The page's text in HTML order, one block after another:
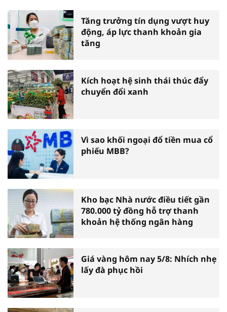
Tăng trưởng tín dụng vượt huy
động, áp lực thanh khoản gia
tăng
Kích hoạt hệ sinh thái thúc đẩy
chuyển đổi xanh
Vì sao khối ngoại đổ tiền mua cổ
phiếu MBB?
Kho bạc Nhà nước điều tiết gần
780.000 tỷ đồng hỗ trợ thanh
khoản hệ thống ngân hàng
Giá vàng hôm nay 5/8: Nhích nhẹ
lấy đà phục hồi